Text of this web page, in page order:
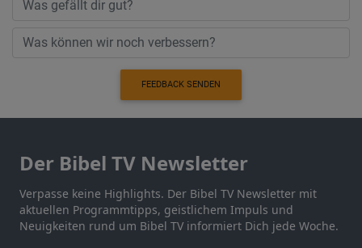
FEEDBACK SENDEN
Der Bibel TV Newsletter
Verpasse keine Highlights. Der Bibel TV Newsletter mit
aktuellen Programmtipps, geistlichem Impuls und
Neuigkeiten rund um Bibel TV informiert Dich jede Woche.